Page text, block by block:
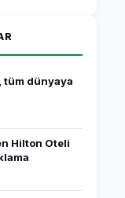
tüm dünyaya
Hilton Oteli